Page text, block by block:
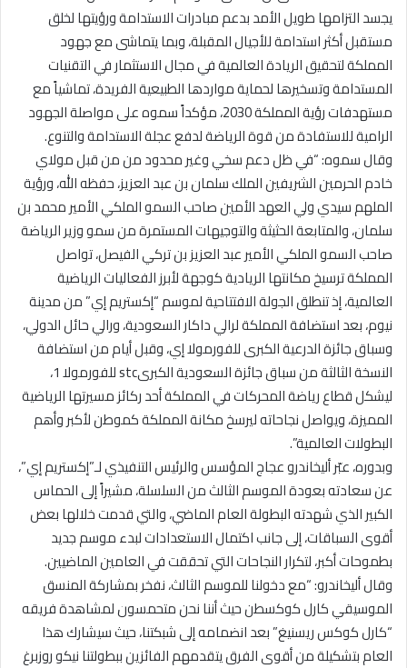
يجسد التزامها طويل الأمد بدعم مبادرات الاستدامة ورؤيتها لخلق
مستقبل أكثر استدامة للأجيال المقبلة، وبما يتماشى مع جهود
المملكة لتحقيق الريادة العالمية في مجال الاستثمار في التقنيات
المستدامة وتسخيرها لحماية مواردها الطبيعية الفريدة، تماشياً مع
مستهدفات رؤية المملكة 2030، مؤكداً سموه على مواصلة الجهود
الرامية للاستفادة من قوة الرياضة لدفع عجلة الاستدامة والتنوع.
وقال سموه: “في ظل دعم سخي وغير محدود من من قبل مولاي
خادم الحرمين الشريفين الملك سلمان بن عبد العزيز، حفظه الله، ورؤية
الملهم سيدي ولي العهد الأمين صاحب السمو الملكي الأمير محمد بن
سلمان، والمتابعة الحثيثة والتوجيهات المستمرة من سمو وزير الرياضة
صاحب السمو الملكي الأمير عبد العزيز بن تركي الفيصل، تواصل
المملكة ترسيخ مكانتها الريادية كوجهة لأبرز الفعاليات الرياضية
العالمية، إذ تنطلق الجولة الافتتاحية لموسم “إكستريم إي” من مدينة
نيوم، بعد استضافة المملكة لرالي داكار السعودية، ورالي حائل الدولي،
وسباق جائزة الدرعية الكبرى للفورمولا إي، وقبل أيام من استضافة
النسخة الثالثة من سباق جائزة السعودية الكبرىstc للفورمولا 1،
ليشكل قطاع رياضة المحركات في المملكة أحد ركائز مسيرتها الرياضية
المميزة، ويواصل نجاحاته ليرسخ مكانة المملكة كموطن لأكبر وأهم
البطولات العالمية”.
وبدوره، عبّر أليخاندرو عجاج المؤسس والرئيس التنفيذي لـ”إكستريم إي”،
عن سعادته بعودة الموسم الثالث من السلسلة، مشيراً إلى الحماس
الكبير الذي شهدته البطولة العام الماضي، والتي قدمت خلالها بعض
أقوى السباقات، إلى جانب اكتمال الاستعدادات لبدء موسم جديد
بطموحات أكبر، لتكرار النجاحات التي تحققت في العامين الماضيين.
وقال أليخاندرو: “مع دخولنا للموسم الثالث، نفخر بمشاركة المنسق
الموسيقي كارل كوكسطن حيث أننا نحن متحمسون لمشاهدة فريقه
“كارل كوكس ريسنيغ” بعد انضمامه إلى شبكتنا، حيث سيشارك هذا
العام بتشكيلة من أقوى الفرق يتقدمهم الفائزين ببطولتنا نيكو روزبرغ